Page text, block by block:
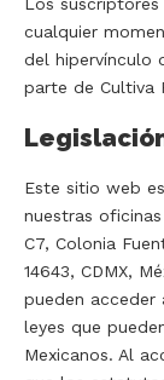
cualquier
del hipervínculo
parte de Cultiva
Este sitio web
nuestras
C7, Colonia
14643, CDMX,
pueden
leyes que
Mexicanos. Al